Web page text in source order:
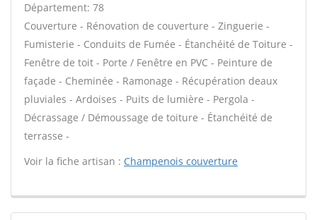
Département: 78
Couverture - Rénovation de couverture - Zinguerie -
Fumisterie - Conduits de Fumée - Étanchéité de Toiture -
Fenêtre de toit - Porte / Fenêtre en PVC - Peinture de
façade - Cheminée - Ramonage - Récupération deaux
pluviales - Ardoises - Puits de lumière - Pergola -
Décrassage / Démoussage de toiture - Étanchéité de
terrasse -
Voir la fiche artisan : Champenois couverture